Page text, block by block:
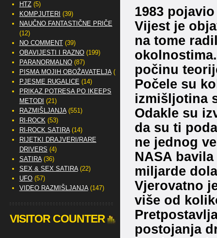
1983
Vijest je
na tome
počinu
Počele su
izmišljotina
Odakle su
da su ti
ne jednog
NASA
miljarde
Vjerovatno
više od
postojanja
HTZ(5)
KOMPJUTERI (39)
NAUČNO FANTASTIČNE PRIČE
(12)
NO COMMENT(39)
OBAVIJESTI I RAZNO(199)
PARANORMALNO(87)
PISMA MOJIH OBOŽAVATELJA(2)
PJESME RUGALICE (14)
PRIKAZ POTRESA PO IKEEPS
METODI (21)
RAZMIŠLJANJA(551)
RI-ROCK(53)
RI-ROCK SATIRA(14)
RIJETKI DRAJVERI/RARE
DRIVERS (4)
SATIRA(36)
SEX & SEX SATIRA(22)
UFO(57)
VIDEO RAZMIŠLJANJA(147)
VISITOR COUNTER